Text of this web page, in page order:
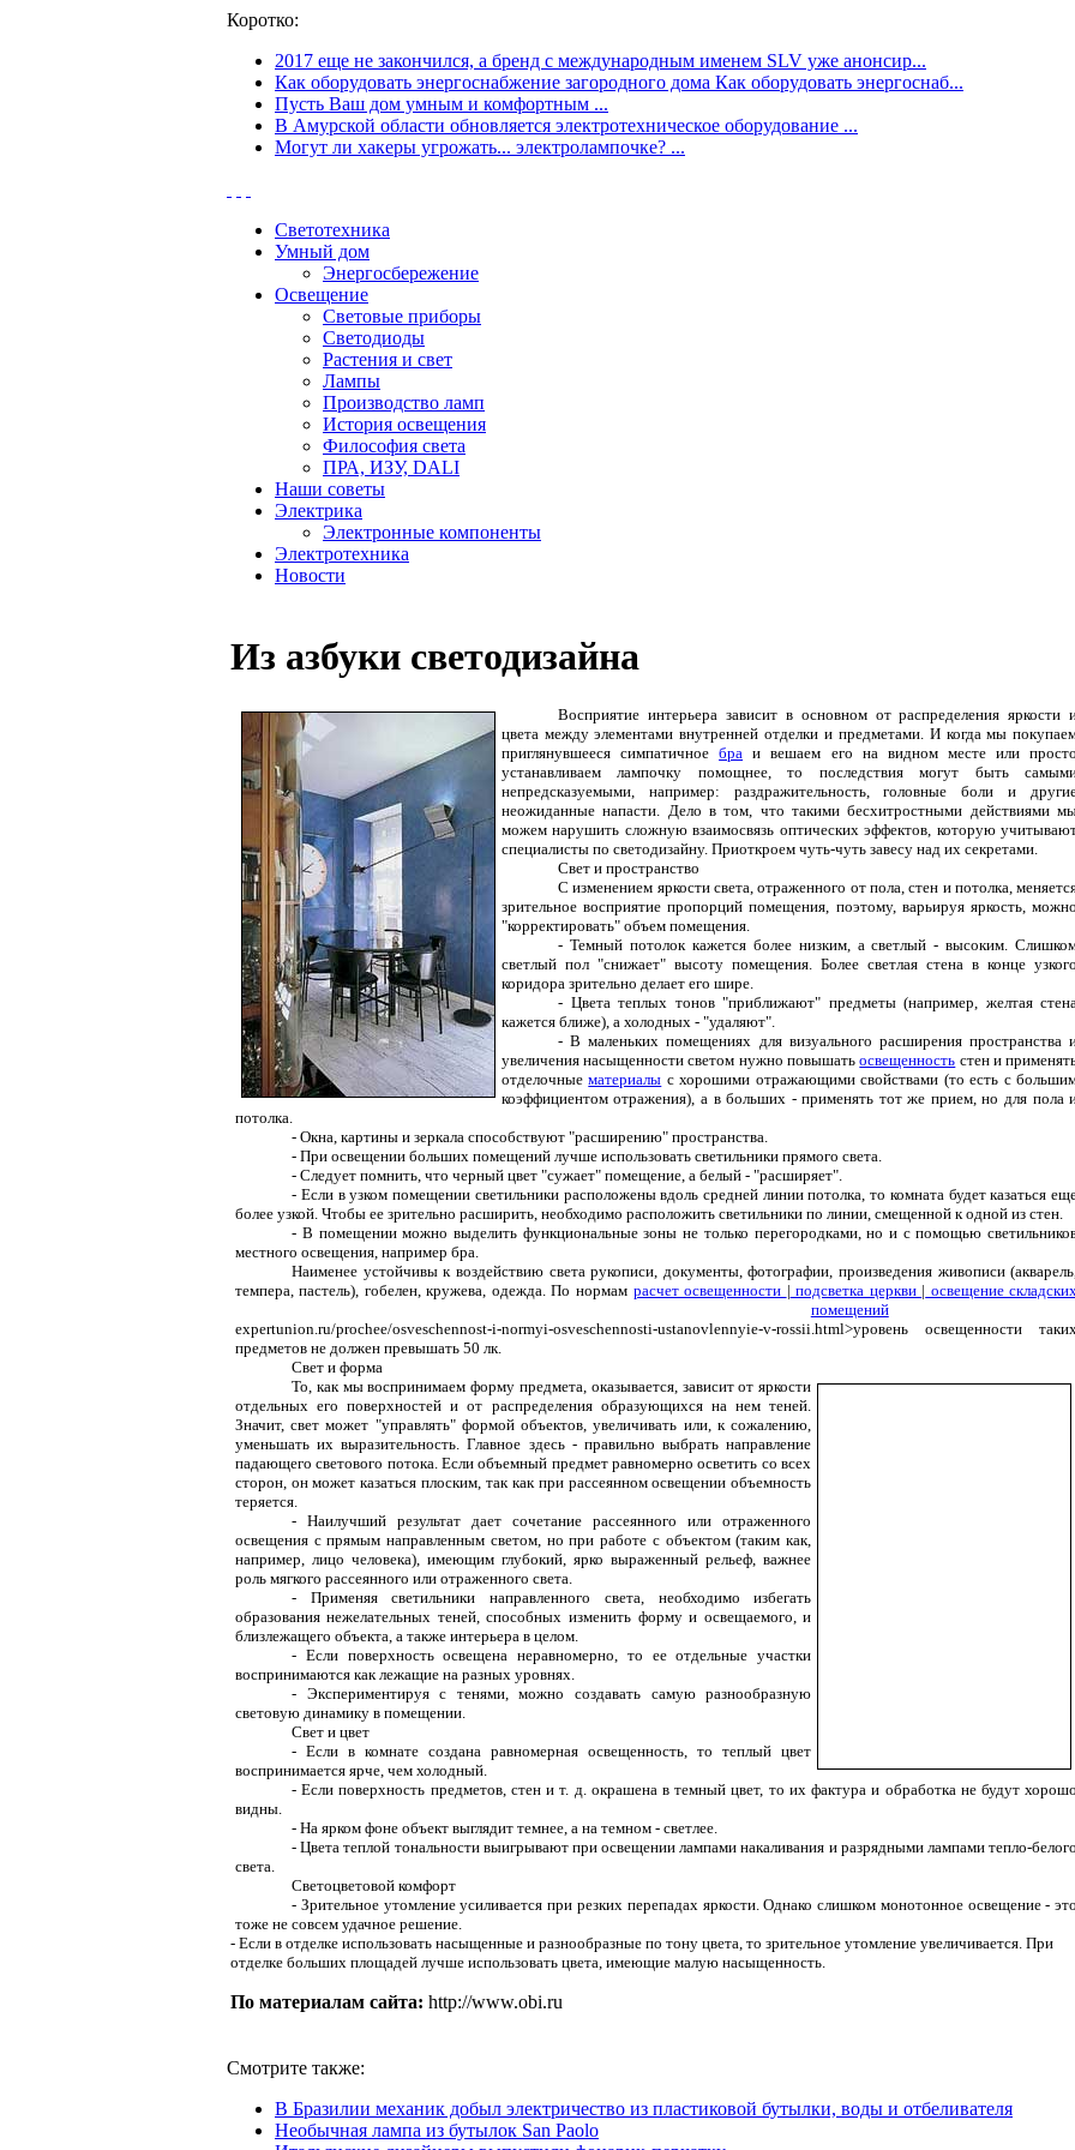
Коротко:
2017 еще не закончился, а бренд с международным именем SLV уже анонсир...
Как оборудовать энергоснабжение загородного дома Как оборудовать энергоснаб...
Пусть Ваш дом умным и комфортным ...
В Амурской области обновляется электротехническое оборудование ...
Могут ли хакеры угрожать... электролампочке? ...
Светотехника
Умный дом
Энергосбережение
Освещение
Световые приборы
Светодиоды
Растения и свет
Лампы
Производство ламп
История освещения
Философия света
ПРА, ИЗУ, DALI
Наши советы
Электрика
Электронные компоненты
Электротехника
Новости
Из азбуки светодизайна
Восприятие интерьера зависит в основном от распределения яркости
цвета между элементами внутренней отделки и предметами. И когда мы
приглянувшееся симпатичноебра и вешаем его на видном месте или просто
устанавливаем лампочку помощнее, то последствия могут быть
непредсказуемыми, например: раздражительность, головные боли и
неожиданные напасти. Дело в том, что такими бесхитростными действиями
можем нарушить сложную взаимосвязь оптических эффектов, которую
специалисты по светодизайну. Приоткроем чуть-чуть завесу над их секретами.
Свет и пространство
С изменением яркости света, отраженного от пола, стен и потолка,
зрительное восприятие пропорций помещения, поэтому, варьируя яркость, можно
"корректировать" объем помещения.
- Темный потолок кажется более низким, а светлый - высоким.
светлый пол "снижает" высоту помещения. Более светлая стена в конце узкого
коридора зрительно делает его шире.
- Цвета теплых тонов "приближают" предметы (например, желтая стена
кажется ближе), а холодных - "удаляют".
- В маленьких помещениях для визуального расширения пространства
увеличения насыщенности светом нужно повышатьосвещенность стен и
отделочныематериалы с хорошими отражающими свойствами (то есть с
коэффициентом отражения), а в больших - применять тот же прием, но для пола
потолка.
- Окна, картины и зеркала способствуют "расширению" пространства.
- При освещении больших помещений лучше использовать светильники прямого света.
- Следует помнить, что черный цвет "сужает" помещение, а белый - "расширяет".
- Если в узком помещении светильники расположены вдоль средней линии потолка, то комната будет казаться
более узкой. Чтобы ее зрительно расширить, необходимо расположить светильники по линии, смещенной к одной из стен.
- В помещении можно выделить функциональные зоны не только перегородками, но и с помощью
местного освещения, например бра.
Наименее устойчивы к воздействию света рукописи, документы, фотографии, произведения живописи (акварель,
темпера, пастель), гобелен, кружева, одежда. По нормам расчет освещенности | подсветка церкви | освещение складских
помещений
expertunion.ru/prochee/osveschennost-i-normyi-osveschennosti-ustanovlennyie-v-rossii.html>уровень освещенности таких
предметов не должен превышать 50 лк.
Свет и форма
То, как мы воспринимаем форму предмета, оказывается, зависит от яркости
отдельных его поверхностей и от распределения образующихся на нем теней.
Значит, свет может "управлять" формой объектов, увеличивать или, к сожалению,
уменьшать их выразительность. Главное здесь - правильно выбрать направление
падающего светового потока. Если объемный предмет равномерно осветить со всех
сторон, он может казаться плоским, так как при рассеянном освещении объемность
теряется.
- Наилучший результат дает сочетание рассеянного или отраженного
освещения с прямым направленным светом, но при работе с объектом (таким как,
например, лицо человека), имеющим глубокий, ярко выраженный рельеф, важнее
роль мягкого рассеянного или отраженного света.
- Применяя светильники направленного света, необходимо избегать
образования нежелательных теней, способных изменить форму и освещаемого, и
близлежащего объекта, а также интерьера в целом.
- Если поверхность освещена неравномерно, то ее отдельные участки
воспринимаются как лежащие на разных уровнях.
- Экспериментируя с тенями, можно создавать самую разнообразную
световую динамику в помещении.
Свет и цвет
- Если в комнате создана равномерная освещенность, то теплый цвет
воспринимается ярче, чем холодный.
- Если поверхность предметов, стен и т. д. окрашена в темный цвет, то их фактура и обработка не будут хорошо
видны.
- На ярком фоне объект выглядит темнее, а на темном - светлее.
- Цвета теплой тональности выигрывают при освещении лампами накаливания и разрядными лампами тепло-белого
света.
Светоцветовой комфорт
- Зрительное утомление усиливается при резких перепадах яркости. Однако слишком монотонное освещение - это
тоже не совсем удачное решение.
- Если в отделке использовать насыщенные и разнообразные по тону цвета, то зрительное утомление увеличивается. При
отделке больших площадей лучше использовать цвета, имеющие малую насыщенность.
По материалам сайта: http://www.obi.ru
Смотрите также:
В Бразилии механик добыл электричество из пластиковой бутылки, воды и отбеливателя
Необычная лампа из бутылок San Paolo